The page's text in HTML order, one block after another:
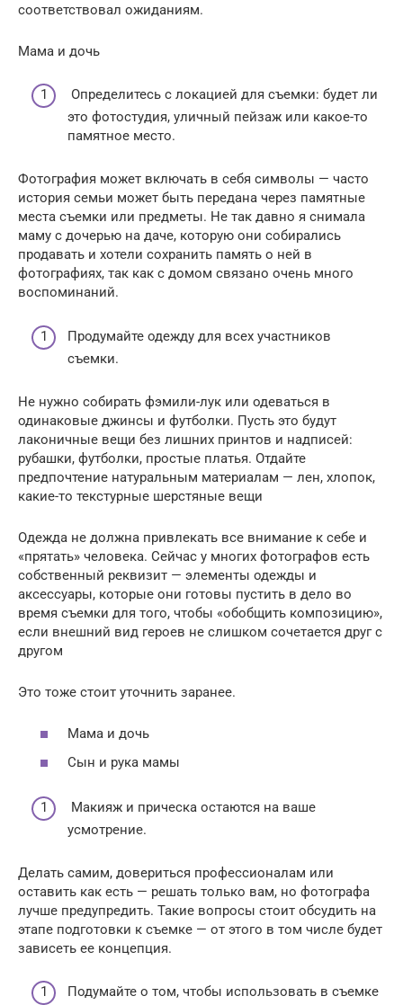
соответствовал ожиданиям.
Мама и дочь
Определитесь с локацией для съемки: будет ли
это фотостудия, уличный пейзаж или какое-то
памятное место.
Фотография может включать в себя символы — часто
история семьи может быть передана через памятные
места съемки или предметы. Не так давно я снимала
маму с дочерью на даче, которую они собирались
продавать и хотели сохранить память о ней в
фотографиях, так как с домом связано очень много
воспоминаний.
Продумайте одежду для всех участников
съемки.
Не нужно собирать фэмили-лук или одеваться в
одинаковые джинсы и футболки. Пусть это будут
лаконичные вещи без лишних принтов и надписей:
рубашки, футболки, простые платья. Отдайте
предпочтение натуральным материалам — лен, хлопок,
какие-то текстурные шерстяные вещи
Одежда не должна привлекать все внимание к себе и
«прятать» человека. Сейчас у многих фотографов есть
собственный реквизит — элементы одежды и
аксессуары, которые они готовы пустить в дело во
время съемки для того, чтобы «обобщить композицию»,
если внешний вид героев не слишком сочетается друг с
другом
Это тоже стоит уточнить заранее.
Мама и дочь
Сын и рука мамы
Макияж и прическа остаются на ваше
усмотрение.
Делать самим, довериться профессионалам или
оставить как есть — решать только вам, но фотографа
лучше предупредить. Такие вопросы стоит обсудить на
этапе подготовки к съемке — от этого в том числе будет
зависеть ее концепция.
Подумайте о том, чтобы использовать в съемке